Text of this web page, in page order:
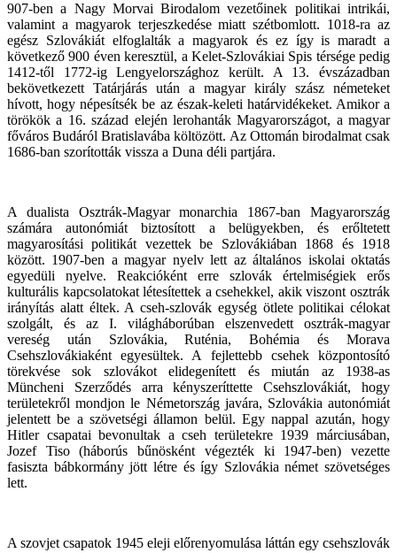
907-ben a Nagy Morvai Birodalom vezetőinek politikai intrikái,
valamint a magyarok terjeszkedése miatt szétbomlott. 1018-ra az
egész Szlovákiát elfoglalták a magyarok és ez így is maradt a
következő 900 éven keresztül, a Kelet-Szlovákiai Spis térsége pedig
1412-től 1772-ig Lengyelországhoz került. A 13. évszázadban
bekövetkezett Tatárjárás után a magyar király szász németeket
hívott, hogy népesítsék be az észak-keleti határvidékeket. Amikor a
törökök a 16. század elején lerohanták Magyarországot, a magyar
főváros Budáról Bratislavába költözött. Az Ottomán birodalmat csak
1686-ban szorították vissza a Duna déli partjára.
A dualista Osztrák-Magyar monarchia 1867-ban Magyarország
számára autonómiát biztosított a belügyekben, és erőltetett
magyarosítási politikát vezettek be Szlovákiában 1868 és 1918
között. 1907-ben a magyar nyelv lett az általános iskolai oktatás
egyedüli nyelve. Reakcióként erre szlovák értelmiségiek erős
kulturális kapcsolatokat létesítettek a csehekkel, akik viszont osztrák
irányítás alatt éltek. A cseh-szlovák egység ötlete politikai célokat
szolgált, és az I. világháborúban elszenvedett osztrák-magyar
vereség után Szlovákia, Ruténia, Bohémia és Morava
Csehszlovákiaként egyesültek. A fejlettebb csehek központosító
törekvése sok szlovákot elidegenített és miután az 1938-as
Müncheni Szerződés arra kényszeríttette Csehszlovákiát, hogy
területekről mondjon le Németország javára, Szlovákia autonómiát
jelentett be a szövetségi államon belül. Egy nappal azután, hogy
Hitler csapatai bevonultak a cseh területekre 1939 márciusában,
Jozef Tiso (háborús bűnösként végezték ki 1947-ben) vezette
fasiszta bábkormány jött létre és így Szlovákia német szövetséges
lett.
A szovjet csapatok 1945 eleji előrenyomulása láttán egy csehszlovák